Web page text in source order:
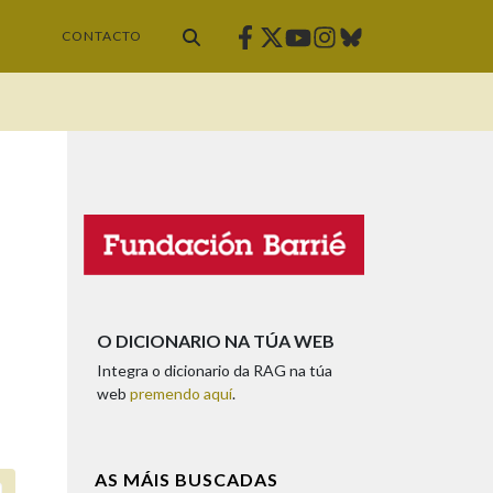
CONTACTO Facebook
Twitter
Youtube
Instagram
Bluesky
O DICIONARIO NA TÚA WEB
Integra o dicionario da RAG na túa
web premendo aquí.
AS MÁIS BUSCADAS